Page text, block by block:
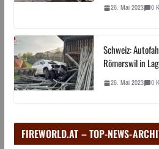
26. Mai 2023 0
Schweiz:
Römerswil in
26. Mai 2023 0
FIREWORLD.AT – TOP-NEWS-